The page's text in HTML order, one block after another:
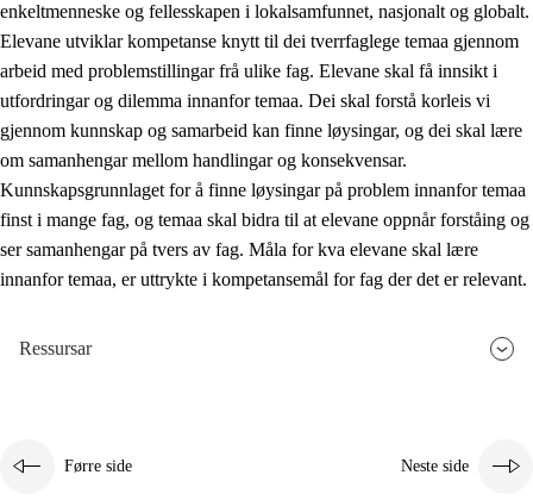
Sosial læring og utvikling
2.2 Kompetanse i faga
2.3 Grunnleggjande ferdigheiter
2.4 Å lære å lære
Tverrfaglege tema
2.5 Tverrfaglege tema
2.5.2
enkeltmenneske og fellesskapen i lokalsamfunnet, nasjonalt og globalt.
Elevane utviklar kompetanse knytt til dei tverrfaglege temaa gjennom
arbeid med problemstillingar frå ulike fag. Elevane skal få innsikt i
utfordringar og dilemma innanfor temaa. Dei skal forstå korleis vi
gjennom kunnskap og samarbeid kan finne løysingar, og dei skal lære
om samanhengar mellom handlingar og konsekvensar.
Kunnskapsgrunnlaget for å finne løysingar på problem innanfor temaa
finst i mange fag, og temaa skal bidra til at elevane oppnår forståing og
ser samanhengar på tvers av fag. Måla for kva elevane skal lære
innanfor temaa, er uttrykte i kompetansemål for fag der det er relevant.
Ressursar
Førre side Neste side